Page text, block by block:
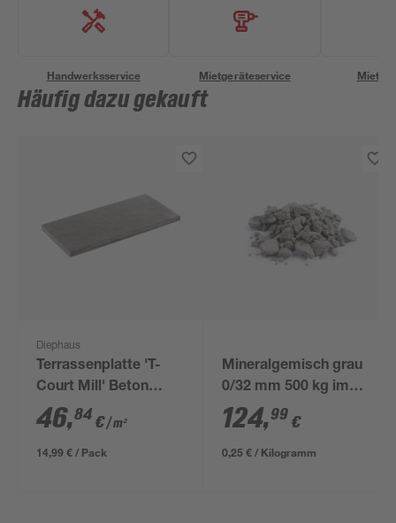
Handwerksservice Mietgeräteservice
Häufig dazu gekauft
Diephaus
Terrassenplatte 'T-
Court Mill' Beton
mittelgrau 80 x 40 x 4
cm
46,84 €/ m²
14,99 € / Pack
Mineralgemisch grau
0/32 mm 500 kg im
Big Bag
124,99 €
0,25 € / Kilogramm